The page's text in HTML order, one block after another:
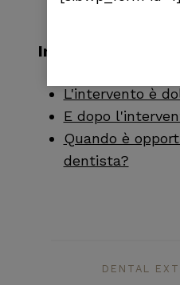
Indice
L'intervento è
E dopo
Quando è
dentista?
DENTAL